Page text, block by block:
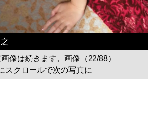
像は続きます。画像（22/88）
スクロールで次の写真に